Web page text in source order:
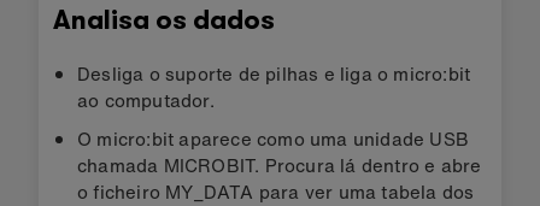
Analisa os dados
Desliga o suporte de pilhas e liga o micro:bit
ao computador.
O micro:bit aparece como uma unidade USB
chamada MICROBIT. Procura lá dentro e abre
o ficheiro MY_DATA para ver uma tabela dos